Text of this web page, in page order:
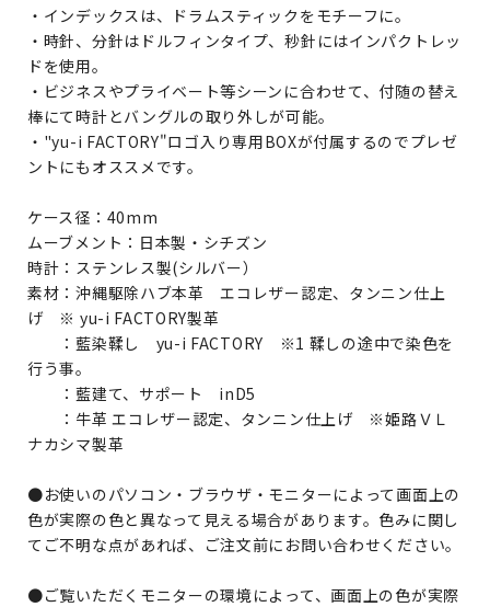
・インデックスは、ドラムスティックをモチーフに。
・時針、分針はドルフィンタイプ、秒針にはインパクトレッ
ドを使用。
・ビジネスやプライベート等シーンに合わせて、付随の替え
棒にて時計とバングルの取り外しが可能。
・"yu-i FACTORY"ロゴ入り専用BOXが付属するのでプレゼ
ントにもオススメです。
ケース径：40mm
ムーブメント：日本製・シチズン
時計：ステンレス製(シルバー）
素材：沖縄駆除ハブ本革 エコレザー認定、タンニン仕上
げ ※ yu-i FACTORY製革
：藍染鞣し yu-i FACTORY ※1 鞣しの途中で染色を
行う事。
：藍建て、サポート inD5
：牛革 エコレザー認定、タンニン仕上げ ※姫路ＶＬ
ナカシマ製革
●お使いのパソコン・ブラウザ・モニターによって画面上の
色が実際の色と異なって見える場合があります。色みに関し
てご不明な点があれば、ご注文前にお問い合わせください。
●ご覧いただくモニターの環境によって、画面上の色が実際